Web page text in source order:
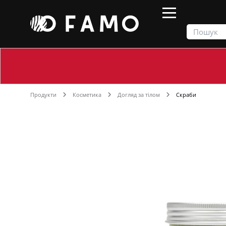
Продукти Косметика Догляд за тілом Скраби